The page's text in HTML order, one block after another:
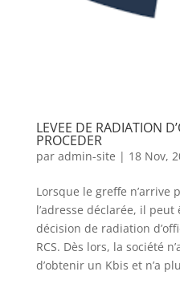
LEVEE DE RADIATION
PROCEDER
par admin-site | 18 Nov,
Lorsque le greffe n’arrive
l’adresse déclarée, il
décision de radiation
RCS. Dès lors, la société
d’obtenir un Kbis et n’a